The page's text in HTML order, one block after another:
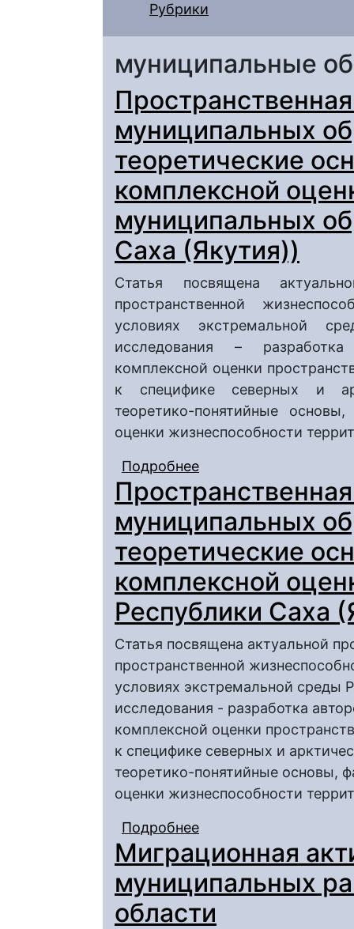
Рубрики
муниципальные
муниципальных
теоретические
комплексной
муниципальных
Саха (Якутия))
Статья посвящена
пространственной
условиях экстремальной
исследования –
комплексной оценки
к специфике северных и
теоретико-понятийные
оценки жизнеспособности
Подробнее
образований:
(на примере
(Якутия))
муниципальных
теоретические
комплексной
Республики Саха
Статья посвящена актуальной
пространственной
условиях экстремальной среды
исследования - разработка
комплексной оценки
к специфике северных и
теоретико-понятийные основы,
оценки жизнеспособности
Подробнее
образований:
(на примере
Миграционная
муниципальных
области